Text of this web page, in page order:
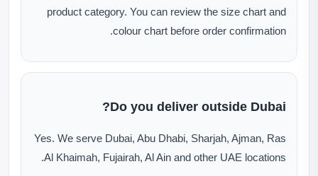
product category. You can review the size chart and
colour chart before order confirmation.
Do you deliver outside Dubai?
Yes. We serve Dubai, Abu Dhabi, Sharjah, Ajman, Ras
Al Khaimah, Fujairah, Al Ain and other UAE locations.